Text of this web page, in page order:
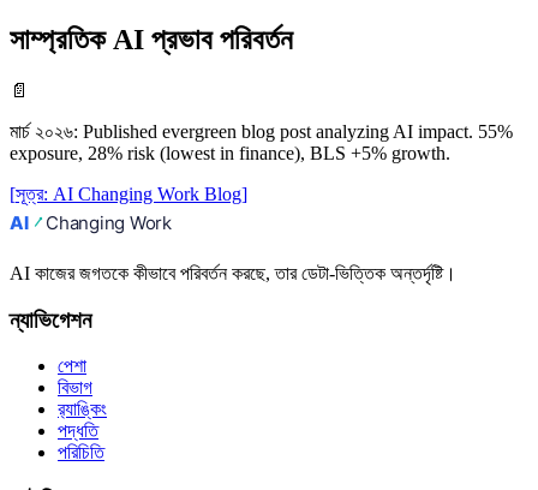
সাম্প্রতিক AI প্রভাব পরিবর্তন
📄
মার্চ ২০২৬: Published evergreen blog post analyzing AI impact. 55%
exposure, 28% risk (lowest in finance), BLS +5% growth.
[সূত্র: AI Changing Work Blog]
AI কাজের জগতকে কীভাবে পরিবর্তন করছে, তার ডেটা-ভিত্তিক অন্তর্দৃষ্টি।
ন্যাভিগেশন
পেশা
বিভাগ
র‍্যাঙ্কিং
পদ্ধতি
পরিচিতি